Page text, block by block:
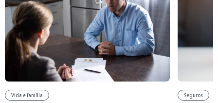
Vida e família Seguros